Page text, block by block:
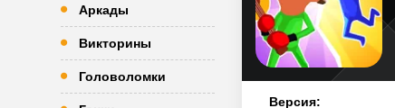
Аркады
Викторины
Головоломки
Версия: